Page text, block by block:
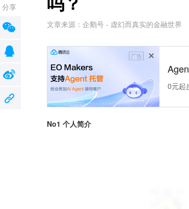
文章来源： 企鹅号 - 虚幻而真实的金融世界
广告
0元起
No1 个人简介
分享